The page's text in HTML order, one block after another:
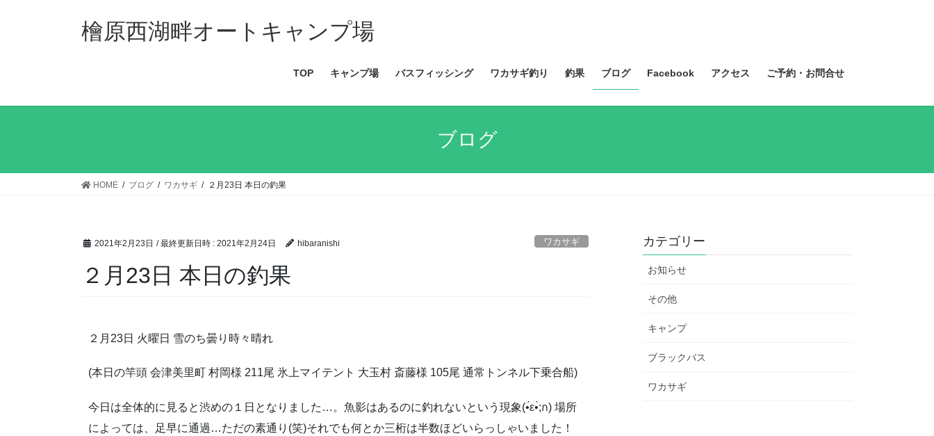
檜原西湖畔オートキャンプ場
TOP キャンプ場 バスフィッシング ワカサギ釣り 釣果 ブログ Facebook アクセス ご予約・お問合せ
ブログ
HOME ブログ ワカサギ ２月23日 本日の釣果
2021年2月23日 / 最終更新日時 : 2021年2月24日 hibaranishi ワカサギ
２月23日 本日の釣果
２月23日 火曜日 雪のち曇り時々晴れ
(本日の竿頭 会津美里町 村岡様 211尾 氷上マイテント 大玉村 斎藤様 105尾 通常トンネル下乗合船)
今日は全体的に見ると渋めの１日となりました…。魚影はあるのに釣れないという現象(•́ε•̀;ก) 場所
によっては、足早に通過…ただの素通り(笑)それでも何とか三桁は半数ほどいらっしゃいました！
カテゴリー
お知らせ
その他
キャンプ
ブラックバス
ワカサギ